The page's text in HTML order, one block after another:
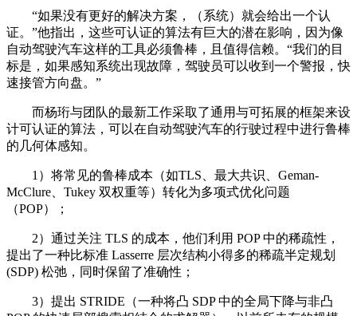
“如果没有更好的解决方案，（系统）就会给出一个认
证。”他指出，这些可认证的算法有巨大的潜在影响，因为像
自动驾驶汽车这样的工具必须鲁棒，且值得信赖。“我们的目
标是，如果感知系统出现故障，驾驶员可以收到一个警报，快
速接管方向盘。”
而杨珩与团队的最新工作采取了通用与可拓展的框架来设
计可认证的算法，可以在自动驾驶汽车的行驶过程中进行鲁棒
的几何体感知。
1）将常见的鲁棒成本（如TLS、最大共识、Geman-
McClure、Tukey 双权重等）转化为多项式优化问题
（POP）；
2）通过关注 TLS 的成本，他们利用 POP 中的稀疏性，
提出了一种比标准 Lasserre 层次结构小得多的稀疏半定规划
(SDP) 松弛，同时保留了准确性；
3）提出 STRIDE（一种将凸 SDP 中的全局下降与非凸